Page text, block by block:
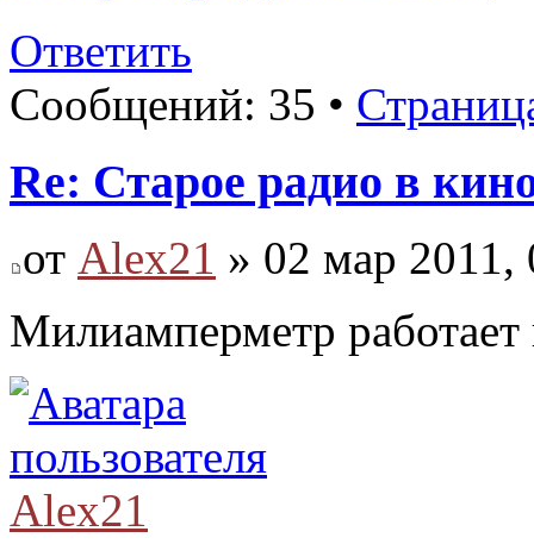
Ответить
Сообщений: 35 •
Re: Старое радио в
от Alex21 » 02 мар 2011,
Милиамперметр работает
Alex21